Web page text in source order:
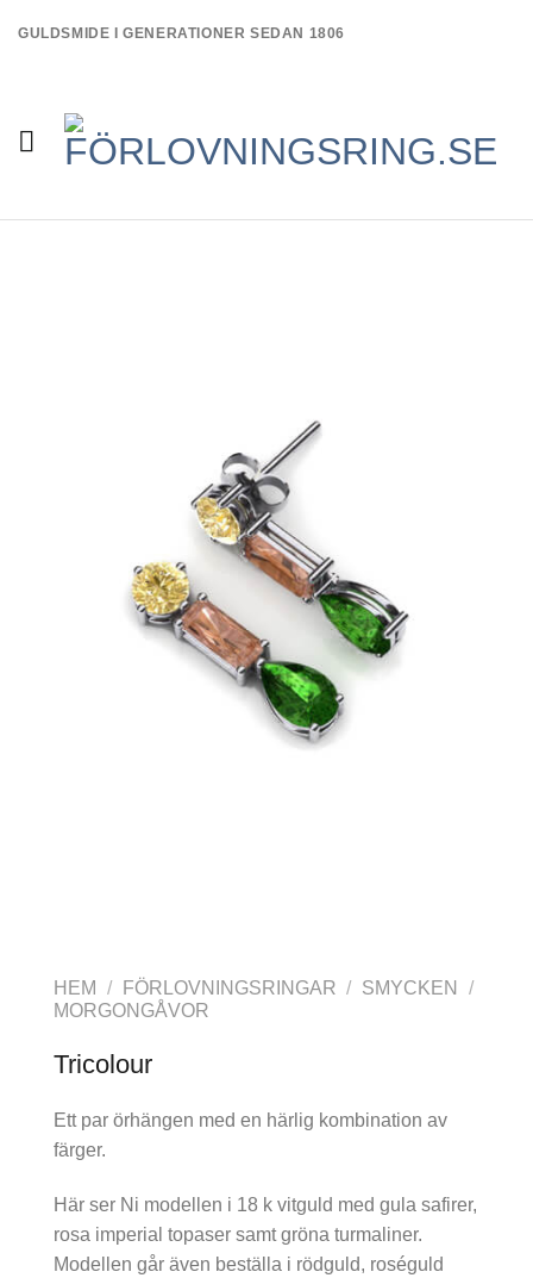
GULDSMIDE I GENERATIONER SEDAN 1806
HEM / FÖRLOVNINGSRINGAR / SMYCKEN
/
MORGONGÅVOR
Tricolour
Ett par örhängen med en härlig kombination av
färger.
Här ser Ni modellen i 18 k vitguld med gula safirer,
rosa imperial topaser samt gröna turmaliner.
Modellen går även beställa i rödguld, roséguld